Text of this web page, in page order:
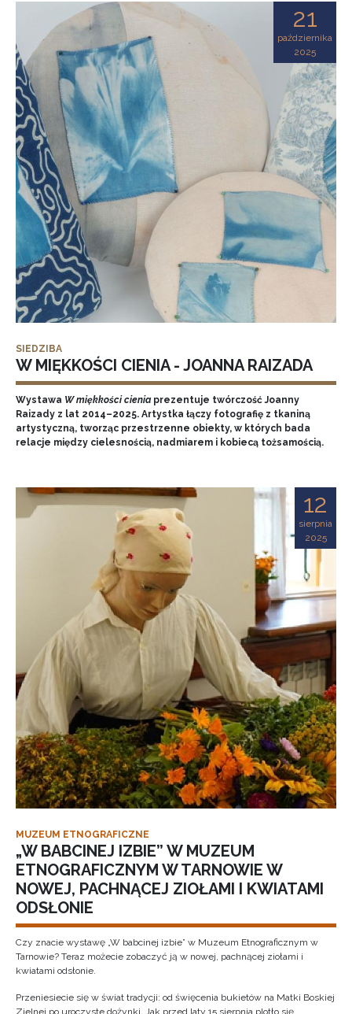
21
października
2025
SIEDZIBA
W MIĘKKOŚCI CIENIA - JOANNA RAIZADA
Wystawa W miękkości cieniaprezentuje twórczość Joanny
Raizady z lat 2014–2025. Artystka łączy fotografię z tkaniną
artystyczną, tworząc przestrzenne obiekty, w których bada
relacje między cielesnością, nadmiarem i kobiecą tożsamością.
12
sierpnia
2025
MUZEUM ETNOGRAFICZNE
„W BABCINEJ IZBIE” W MUZEUM
ETNOGRAFICZNYM W TARNOWIE W
NOWEJ, PACHNĄCEJ ZIOŁAMI I KWIATAMI
ODSŁONIE
Czy znacie wystawę „W babcinej izbie” w Muzeum Etnograficznym w
Tarnowie? Teraz możecie zobaczyć ją w nowej, pachnącej ziołami i
kwiatami odsłonie.
Przeniesiecie się w świat tradycji: od święcenia bukietów na Matki Boskiej
Zielnej po uroczyste dożynki. Jak przed laty 15 sierpnia plotło się